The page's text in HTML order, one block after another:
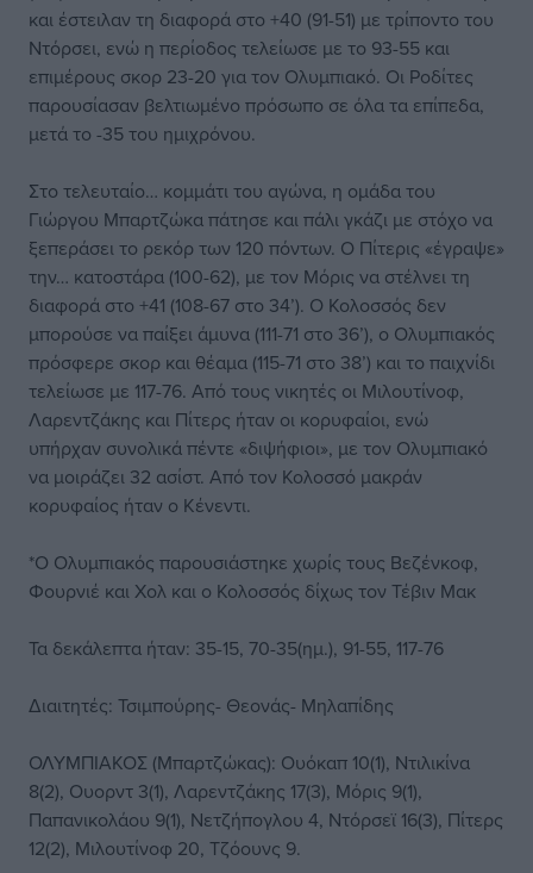
και έστειλαν τη διαφορά στο +40 (91-51) με τρίποντο του
Ντόρσει, ενώ η περίοδος τελείωσε με το 93-55 και
επιμέρους σκορ 23-20 για τον Ολυμπιακό. Οι Ροδίτες
παρουσίασαν βελτιωμένο πρόσωπο σε όλα τα επίπεδα,
μετά το -35 του ημιχρόνου.
Στο τελευταίο… κομμάτι του αγώνα, η ομάδα του
Γιώργου Μπαρτζώκα πάτησε και πάλι γκάζι με στόχο να
ξεπεράσει το ρεκόρ των 120 πόντων. Ο Πίτερις «έγραψε»
την… κατοστάρα (100-62), με τον Μόρις να στέλνει τη
διαφορά στο +41 (108-67 στο 34’). Ο Κολοσσός δεν
μπορούσε να παίξει άμυνα (111-71 στο 36’), ο Ολυμπιακός
πρόσφερε σκορ και θέαμα (115-71 στο 38’) και το παιχνίδι
τελείωσε με 117-76. Από τους νικητές οι Μιλουτίνοφ,
Λαρεντζάκης και Πίτερς ήταν οι κορυφαίοι, ενώ
υπήρχαν συνολικά πέντε «διψήφιοι», με τον Ολυμπιακό
να μοιράζει 32 ασίστ. Από τον Κολοσσό μακράν
κορυφαίος ήταν ο Κένεντι.
*Ο Ολυμπιακός παρουσιάστηκε χωρίς τους Βεζένκοφ,
Φουρνιέ και Χολ και ο Κολοσσός δίχως τον Τέβιν Μακ
Τα δεκάλεπτα ήταν: 35-15, 70-35(ημ.), 91-55, 117-76
Διαιτητές: Τσιμπούρης- Θεονάς- Μηλαπίδης
ΟΛΥΜΠΙΑΚΟΣ (Μπαρτζώκας): Ουόκαπ 10(1), Ντιλικίνα
8(2), Ουορντ 3(1), Λαρεντζάκης 17(3), Μόρις 9(1),
Παπανικολάου 9(1), Νετζήπογλου 4, Ντόρσεϊ 16(3), Πίτερς
12(2), Μιλουτίνοφ 20, Τζόουνς 9.